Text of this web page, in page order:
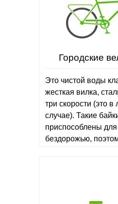
Городские
Это чистой воды
жесткая вилка,
три скорости (это
случае). Такие
приспособлены
бездорожью,